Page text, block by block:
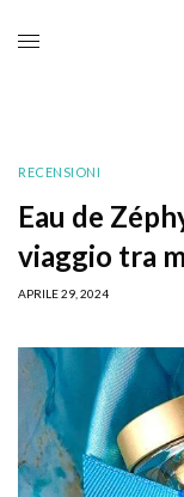
RECENSIONI
Eau de
viaggio tra
APRILE 29, 2024